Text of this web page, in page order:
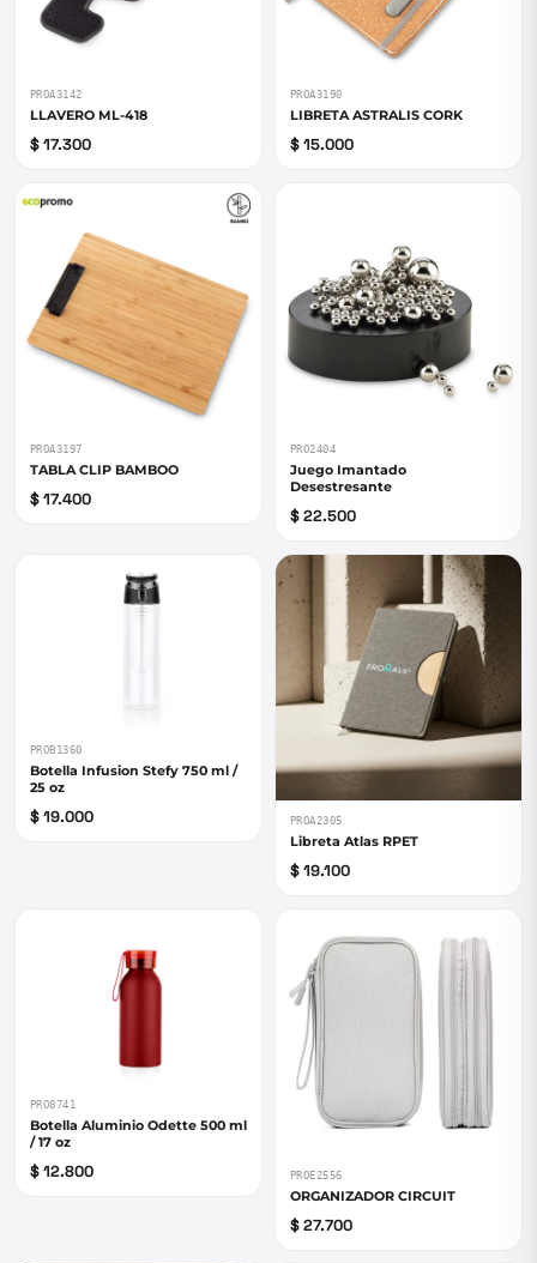
PROA3142
LLAVERO ML-418
$ 17.300
PROA3190
LIBRETA ASTRALIS CORK
$ 15.000
PROA3197
TABLA CLIP BAMBOO
$ 17.400
PRO2404
Juego Imantado
Desestresante
$ 22.500
PROB1360
Botella Infusion Stefy 750 ml /
25 oz
$ 19.000 PROA2305
Libreta Atlas RPET
$ 19.100
PRO8741
Botella Aluminio Odette 500 ml
/ 17 oz
$ 12.800 PROE2556
ORGANIZADOR CIRCUIT
$ 27.700